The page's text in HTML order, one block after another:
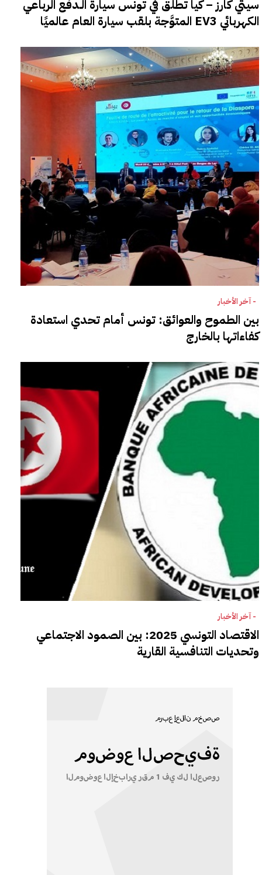
سيتي كارز – كيا تطلق في تونس سيارة الـدفع الرباعي
الكهربائي EV3 المتوَّجة بلقب سيارة العام عالميًا
- آخر الأخبار
بين الطموح والعوائق: تونس أمام تحدي استعادة
كفاءاتها بالخارج
- آخر الأخبار
الاقتصاد التونسي 2025: بين الصمود الاجتماعي
وتحديات التنافسية القارية